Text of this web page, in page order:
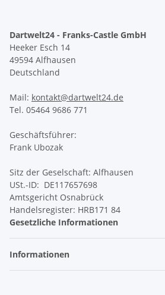
Dartwelt24 - Franks-Castle GmbH
Heeker Esch 14
49594 Alfhausen
Deutschland
Mail: kontakt@dartwelt24.de
Tel. 05464 9686 771
Geschäftsführer:
Frank Ubozak
Sitz der Geselschaft: Alfhausen
USt.-ID: DE117657698
Amtsgericht Osnabrück
Handelsregister: HRB171 84
Gesetzliche Informationen
Informationen